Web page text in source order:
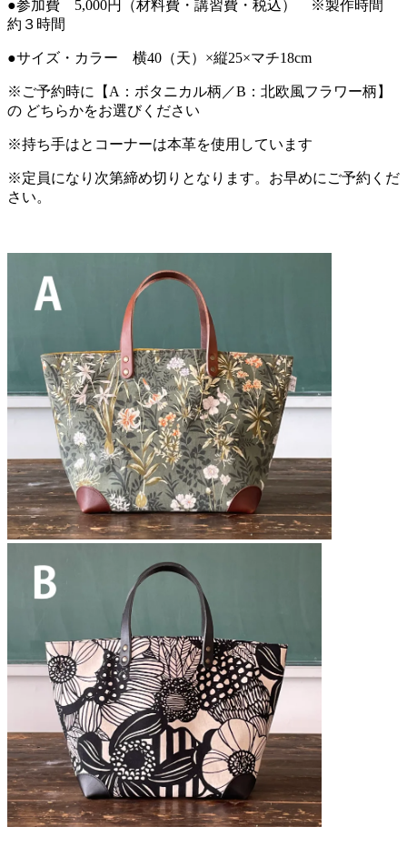
●参加費 5,000円（材料費・講習費・税込） ※製作時間
約３時間
●サイズ・カラー 横40（天）×縦25×マチ18cm
※ご予約時に【A：ボタニカル柄／B：北欧風フラワー柄】
の どちらかをお選びください
※持ち手はとコーナーは本革を使用しています
※定員になり次第締め切りとなります。お早めにご予約くだ
さい。